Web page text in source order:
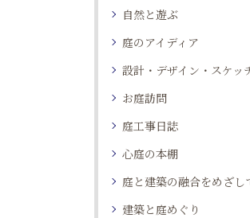
自然と遊ぶ
庭のアイディア
設計・デザイン・スケッ
お庭訪問
庭工事日誌
心庭の本棚
庭と建築の融合をめざし
建築と庭めぐり